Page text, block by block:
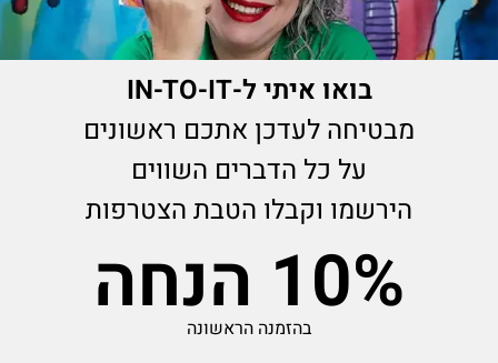
מוצרים נוספים שיעניינו אותך
בואו איתי ל-IN-TO-IT
מבטיחה לעדכן אתכם ראשונים
על כל הדברים השווים
הירשמו וקבלו הטבת הצטרפות
10% הנחהבהזמנה הראשונה